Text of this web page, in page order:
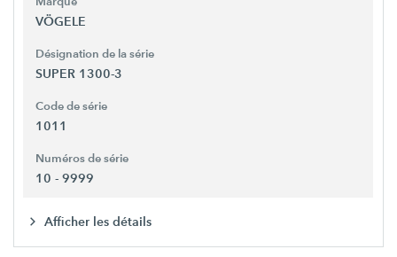
VÖGELE
Désignation de la série
SUPER 1300-3
Code de série
1011
Numéros de série
10 - 9999
Afficher les détails